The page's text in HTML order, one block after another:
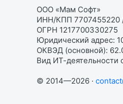
ООО «Мам Софт»
ИНН/КПП 7707455220 /
ОГРН 1217700330275
Юридический адрес:
ОКВЭД (основной):
Вид ИТ-деятельности
© 2014—2026 ·